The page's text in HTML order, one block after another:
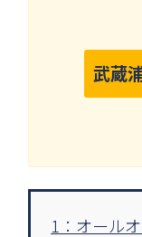
武蔵
1：オール